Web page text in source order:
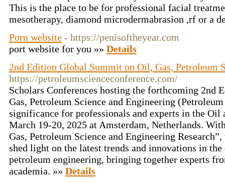
This is the place to be for professional facial
mesotherapy, diamond microdermabrasion ,rf or a
Porn website - https://penisoftheyear.com
port website for you »» Details
2nd Edition Global Summit on Oil, Gas, Petroleum
https://petroleumscienceconference.com/
Scholars Conferences hosting the forthcoming 2nd
Gas, Petroleum Science and Engineering
significance for professionals and experts in the Oil
March 19-20, 2025 at Amsterdam, Netherlands.
Gas, Petroleum Science and Engineering
shed light on the latest trends and innovations in
petroleum engineering, bringing together experts
academia. »» Details